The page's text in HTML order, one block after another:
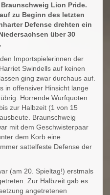
Lion Pride.
zu Beginn des letzten
Defense drehten ein
über 30
Importspielerinnen der
Swindells auf keinen
ging zwar durchaus auf.
in offensiver Hinsicht lange
Horrende Wurfquoten
zur Halbzeit (1 von 15
Braunschweig
mit dem Geschwisterpaar
dem Korb eine
sattelfeste Defense der
(am 20. Spieltag!) erstmals
Zur Halbzeit gab es
angetretenen